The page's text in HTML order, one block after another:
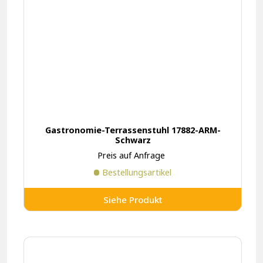
Gastronomie-Terrassenstuhl 17882-ARM-
Schwarz
Preis auf Anfrage
Bestellungsartikel
Siehe Produkt